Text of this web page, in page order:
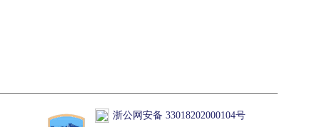
浙公网安备 33018202000104号